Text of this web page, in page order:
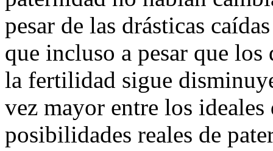
pesar de las drásticas
que incluso a pesar que
la fertilidad sigue
vez mayor entre los
posibilidades reales de